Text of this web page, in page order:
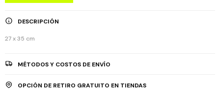
DESCRIPCIÓN
27 x 35 cm
MÉTODOS Y COSTOS DE ENVÍO
OPCIÓN DE RETIRO GRATUITO EN TIENDAS